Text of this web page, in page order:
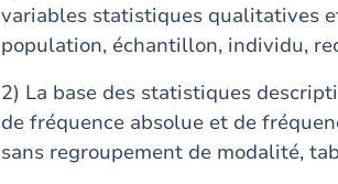
variables statistiques qualitatives
population, échantillon, individu,
2) La base des statistiques
de fréquence absolue et de
sans regroupement de modalité,